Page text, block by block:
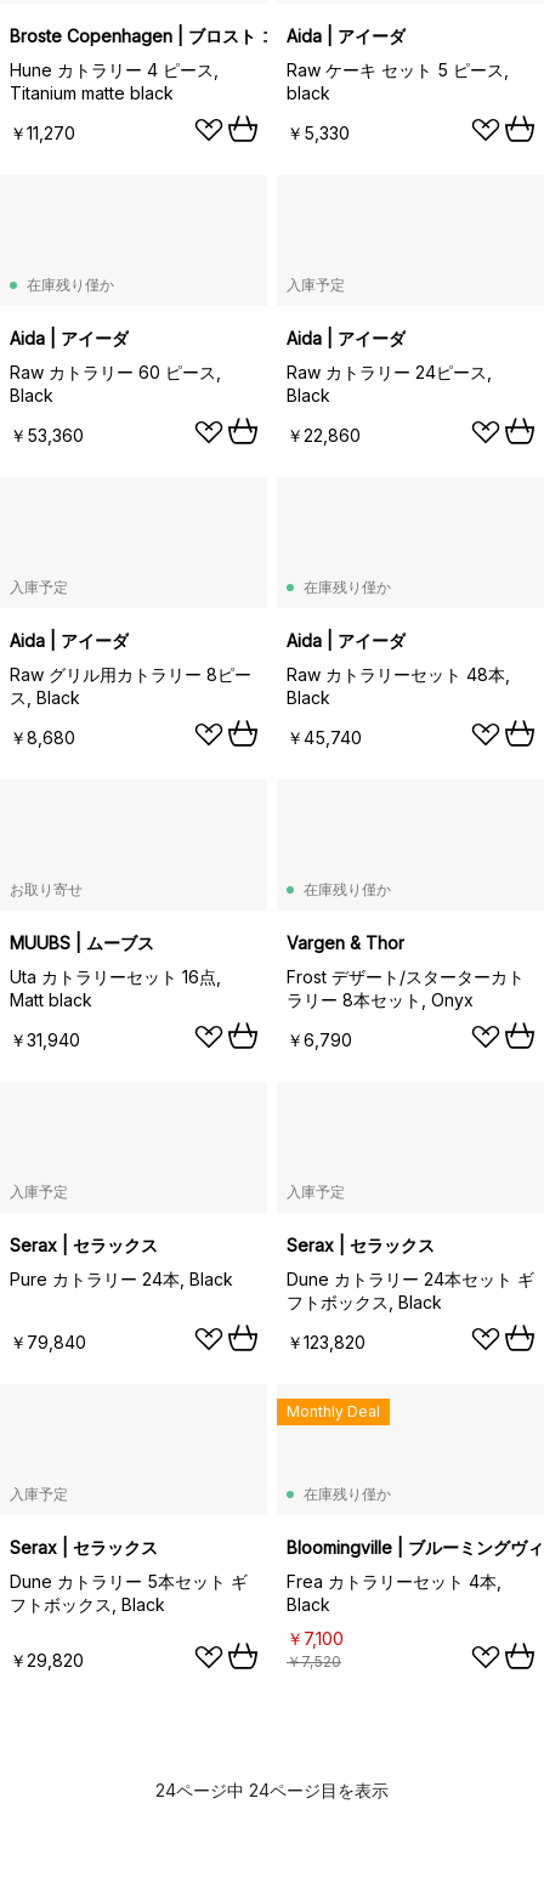
Broste Copenhagen | ブロスト コペンハーゲン
Hune カトラリー 4 ピース,
Titanium matte black
￥11,270
Aida | アイーダ
Raw ケーキ セット 5 ピース,
black
￥5,330
在庫残り僅か
Aida | アイーダ
Raw カトラリー 60 ピース,
Black
￥53,360
入庫予定
Aida | アイーダ
Raw カトラリー 24ピース,
Black
￥22,860
入庫予定
Aida | アイーダ
Raw グリル用カトラリー 8ピー
ス, Black
￥8,680
在庫残り僅か
Aida | アイーダ
Raw カトラリーセット 48本,
Black
￥45,740
お取り寄せ
MUUBS | ムーブス
Uta カトラリーセット 16点,
Matt black
￥31,940
在庫残り僅か
Vargen & Thor
Frost デザート/スターターカト
ラリー 8本セット, Onyx
￥6,790
入庫予定
Serax | セラックス
Pure カトラリー 24本, Black
￥79,840
入庫予定
Serax | セラックス
Dune カトラリー 24本セット ギ
フトボックス, Black
￥123,820
入庫予定
Serax | セラックス
Dune カトラリー 5本セット ギ
フトボックス, Black
￥29,820
在庫残り僅か
Bloomingville | ブルーミングヴ
Frea カトラリーセット 4本,
Black
￥7,100
￥7,520
Monthly Deal
24ページ中 24ページ目を表示